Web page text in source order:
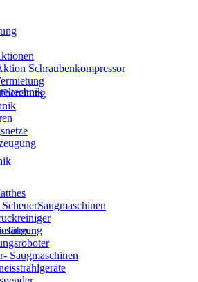
Schraubenkompressor
Saugmaschinen